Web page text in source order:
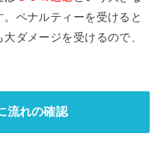
ペナルティーを受けると
ダメージを受けるので、
流れの確認